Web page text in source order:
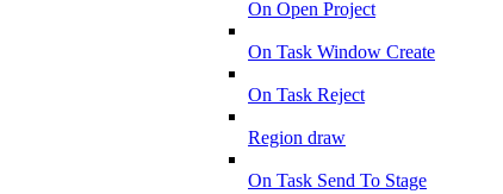
On Open Project
On Task Window Create
On Task Reject
Region draw
On Task Send To Stage